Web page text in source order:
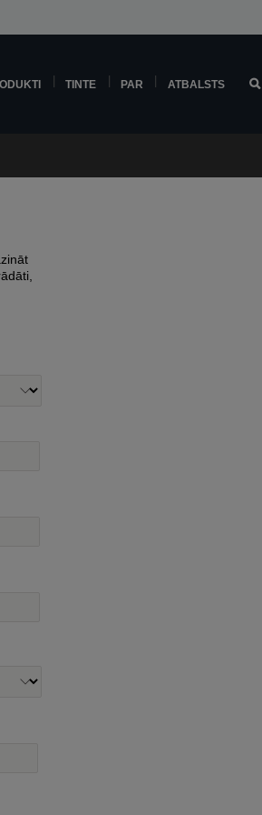
TINTE PAR ATBALSTS